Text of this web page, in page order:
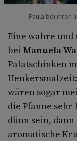
Paula bei ihren
Eine wahre
bei Manuela
Palatschinken
wären sogar
die Pfanne
dünn sein,
aromatische